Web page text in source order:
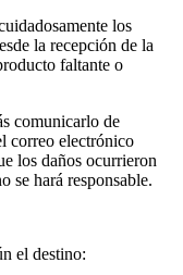
los
la recepción de la
faltante o
comunicarlo de
correo electrónico
los daños ocurrieron
se hará responsable.
el destino: